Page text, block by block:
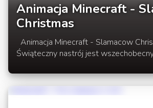
Animacja Minecraft -
Christmas
Animacja Minecraft - Slamacow
Świąteczny nastrój jest
jak Slamacow przygotował animacje
okres Świąt. W rozwinięciu newsa
animacja Świąteczna.